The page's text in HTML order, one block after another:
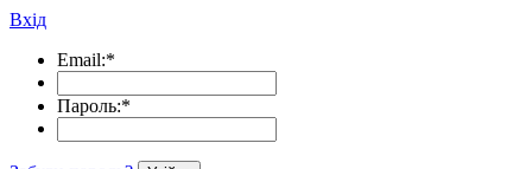
Вхід
Email:*
Пароль:*